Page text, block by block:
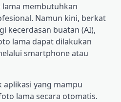
membutuhkan
Namun kini, berkat
kecerdasan buatan (AI),
lama dapat dilakukan
smartphone atau
aplikasi yang mampu
lama secara otomatis.